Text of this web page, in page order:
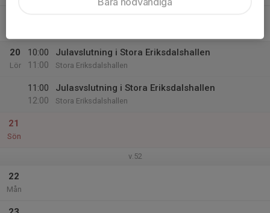
20
Lör
10:00
11:00
Julavslutning i Stora Eriksdalshallen
Stora Eriksdalshallen
11:00
12:00
Julasvslutning i Stora Eriksdalshallen
Stora Eriksdalshallen
21
Sön
v.52
22
Mån